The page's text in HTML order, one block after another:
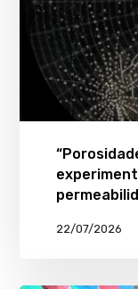
22/07/2026